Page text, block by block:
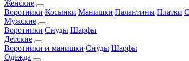
Женские
Воротники Косынки Манишки Палантины Платки
Мужские
Воротники Снуды Шарфы
Детские
Воротники и манишки Снуды Шарфы
Одежда